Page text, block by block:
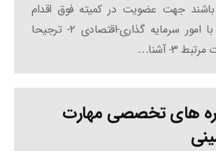
جهت عضویت در کمیته فوق اقدام
نمایند. ۱- آشنا با امور سرمایه گذاری-اقتصادی ۲- ترجیحا
۳- آشنا…
های تخصصی مهارت